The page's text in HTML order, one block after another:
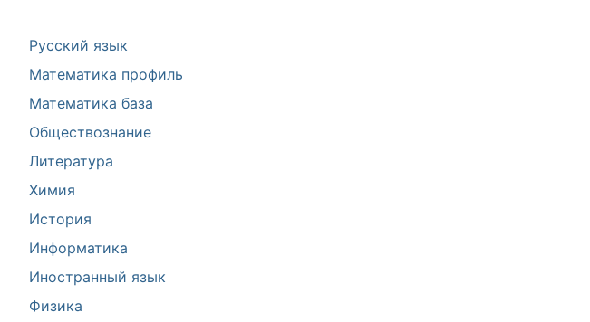
Русский язык
Математика профиль
Математика база
Обществознание
Литература
Химия
История
Информатика
Иностранный язык
Физика